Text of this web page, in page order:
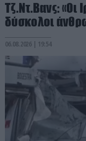
Τζ.Ντ.Βανς: «Οι
δύσκολοι
06.08.2026 | 19:54